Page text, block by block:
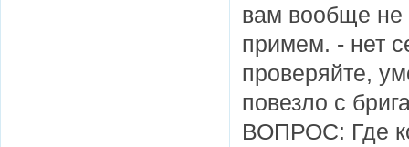
вам вообще не
примем. - нет сейчас некому. Но вы звоните, дергайте,
проверяйте,
повезло с
ВОПРОС: Где